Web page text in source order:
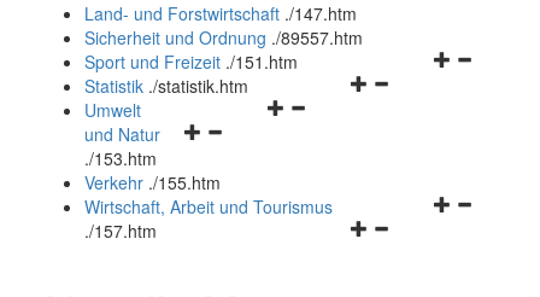
und
schließen
Land- und Forstwirtschaft ./147.htm
Sicherheit und Ordnung ./89557.htm
Navigationsmenü
Sport und Freizeit ./151.htm
Navigationsmenü
Statistik ./statistik.htm
Navigationsmenü
und
schließen
Umwelt
und Natur
./153.htm
Verkehr ./155.htm
Navigationsmenü
Wirtschaft, Arbeit und Tourismus
./157.htm